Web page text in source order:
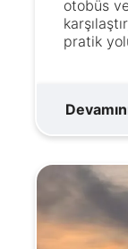
otobüs
pratik